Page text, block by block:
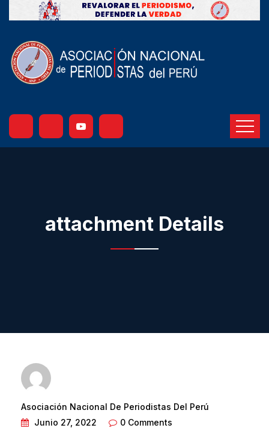
attachment Details
Asociación Nacional De Periodistas Del Perú
Junio 27, 2022
0 Comments